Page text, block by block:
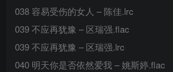
038 容易受伤的女人 – 陈佳.lrc
039 不应再犹豫 – 区瑞强.flac
039 不应再犹豫 – 区瑞强.lrc
040 明天你是否依然爱我 – 姚斯婷.flac